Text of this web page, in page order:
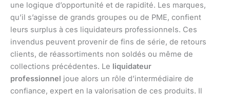
une logique d’opportunité et de rapidité. Les marques,
qu’il s’agisse de grands groupes ou de PME, confient
leurs surplus à ces liquidateurs professionnels. Ces
invendus peuvent provenir de fins de série, de retours
clients, de réassortiments non soldés ou même de
collections précédentes. Le liquidateur
professionnel joue alors un rôle d’intermédiaire de
confiance, expert en la valorisation de ces produits. Il